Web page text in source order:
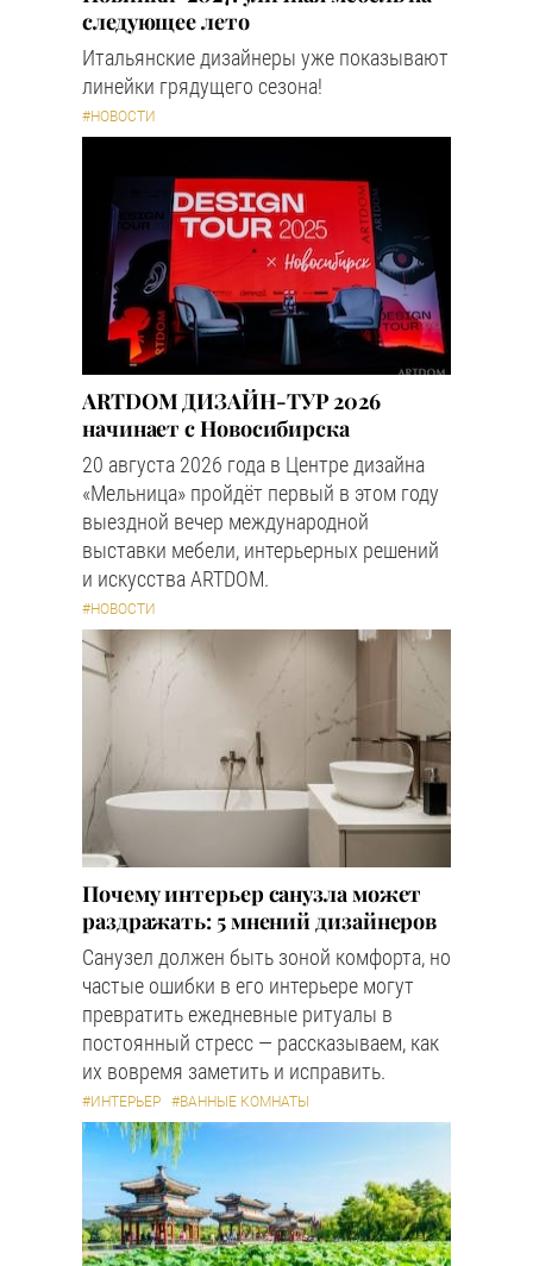
следующее лето
Итальянские дизайнеры уже показывают
линейки грядущего сезона!
#НОВОСТИ
ARTDOM ДИЗАЙН-ТУР 2026
начинает с Новосибирска
20 августа 2026 года в Центре дизайна
«Мельница» пройдёт первый в этом году
выездной вечер международной
выставки мебели, интерьерных решений
и искусства ARTDOM.
#НОВОСТИ
Почему интерьер санузла может
раздражать: 5 мнений дизайнеров
Санузел должен быть зоной комфорта, но
частые ошибки в его интерьере могут
превратить ежедневные ритуалы в
постоянный стресс — рассказываем, как
их вовремя заметить и исправить.
#ИНТЕРЬЕР #ВАННЫЕ КОМНАТЫ